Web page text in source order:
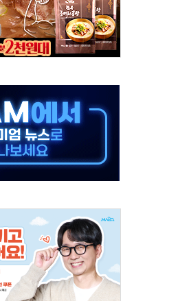
구조
측
발효
도 넘으면 중단